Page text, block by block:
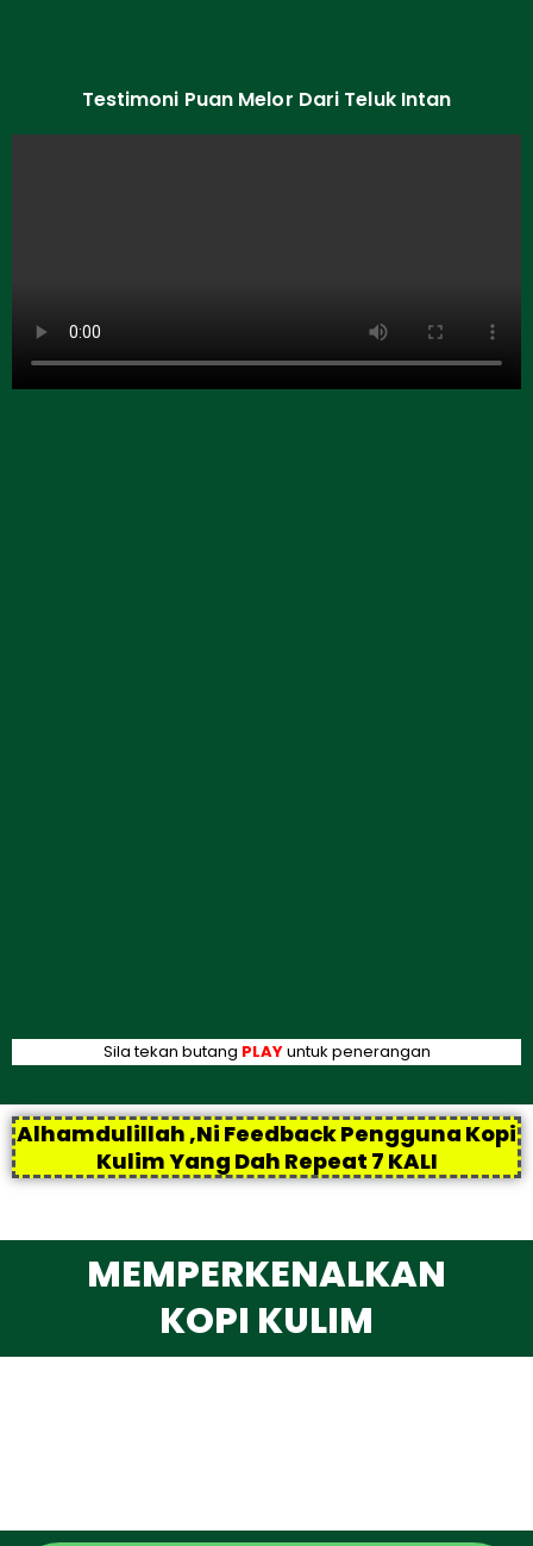
Testimoni Puan Melor Dari Teluk Intan
Sila tekan butang PLAYuntuk penerangan
Alhamdulillah ,Ni Feedback Pengguna Kopi
Kulim Yang Dah Repeat 7 KALI
MEMPERKENALKAN
KOPI KULIM